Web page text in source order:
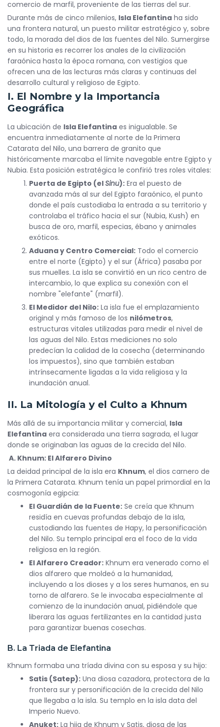
comercio de marfil, proveniente de las tierras del sur.
Durante más de cinco milenios, Isla Elefantina ha sido
una frontera natural, un puesto militar estratégico y, sobre
todo, la morada del dios de las fuentes del Nilo. Sumergirse
en su historia es recorrer los anales de la civilización
faraónica hasta la época romana, con vestigios que
ofrecen una de las lecturas más claras y continuas del
desarrollo cultural y religioso de Egipto.
I. El Nombre y la Importancia
Geográfica
La ubicación de Isla Elefantina es inigualable. Se
encuentra inmediatamente al norte de la Primera
Catarata del Nilo, una barrera de granito que
históricamente marcaba el límite navegable entre Egipto y
Nubia. Esta posición estratégica le confirió tres roles vitales:
Puerta de Egipto (elSinu): Era el puesto de
avanzada más al sur del Egipto faraónico, el punto
donde el país custodiaba la entrada a su territorio y
controlaba el tráfico hacia el sur (Nubia, Kush) en
busca de oro, marfil, especias, ébano y animales
exóticos.
Aduana y Centro Comercial: Todo el comercio
entre el norte (Egipto) y el sur (África) pasaba por
sus muelles. La isla se convirtió en un rico centro de
intercambio, lo que explica su conexión con el
nombre "elefante" (marfil).
El Medidor del Nilo: La isla fue el emplazamiento
original y más famoso de los nilómetros,
estructuras vitales utilizadas para medir el nivel de
las aguas del Nilo. Estas mediciones no solo
predecían la calidad de la cosecha (determinando
los impuestos), sino que también estaban
intrínsecamente ligadas a la vida religiosa y la
inundación anual.
II. La Mitología y el Culto a Khnum
Más allá de su importancia militar y comercial, Isla
Elefantina era considerada una tierra sagrada, el lugar
donde se originaban las aguas de la crecida del Nilo.
A. Khnum: El Alfarero Divino
La deidad principal de la isla era Khnum, el dios carnero de
la Primera Catarata. Khnum tenía un papel primordial en la
cosmogonía egipcia:
El Guardián de la Fuente: Se creía que Khnum
residía en cuevas profundas debajo de la isla,
custodiando las fuentes de Hapy, la personificación
del Nilo. Su templo principal era el foco de la vida
religiosa en la región.
El Alfarero Creador: Khnum era venerado como el
dios alfarero que moldeó a la humanidad,
incluyendo a los dioses y a los seres humanos, en su
torno de alfarero. Se le invocaba especialmente al
comienzo de la inundación anual, pidiéndole que
liberara las aguas fertilizantes en la cantidad justa
para garantizar buenas cosechas.
B. La Triada de Elefantina
Khnum formaba una tríada divina con su esposa y su hijo:
Satis (Satep): Una diosa cazadora, protectora de la
frontera sur y personificación de la crecida del Nilo
que llegaba a la isla. Su templo en la isla data del
Imperio Nuevo.
Anuket: La hija de Khnum y Satis, diosa de las